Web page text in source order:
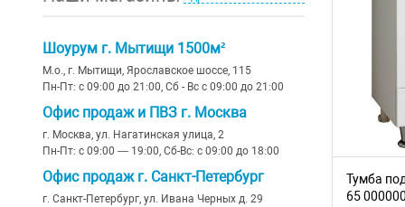
Шоурум г. Мытищи 1500м²
М.о., г. Мытищи, Ярославское шоссе, 115
Пн-Пт: с 09:00 до 21:00, Сб - Вс с 09:00 до 21:00
Офис продаж и ПВЗ г. Москва
г. Москва, ул. Нагатинская улица, 2
Пн-Пт: с 09:00 — 19:00, Сб-Вс: с 09:00 до 18:00
Офис продаж г. Санкт-Петербург
г. Санкт-Петербург, ул. Ивана Черных д. 29
Тумба
65